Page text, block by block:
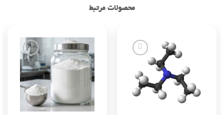
محصولات مرتبط
wishlist
Add to
wishlist